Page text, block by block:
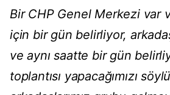
Bir CHP Genel Merkezi var
için bir gün belirliyor,
ve aynı saatte bir gün
toplantısı yapacağımızı